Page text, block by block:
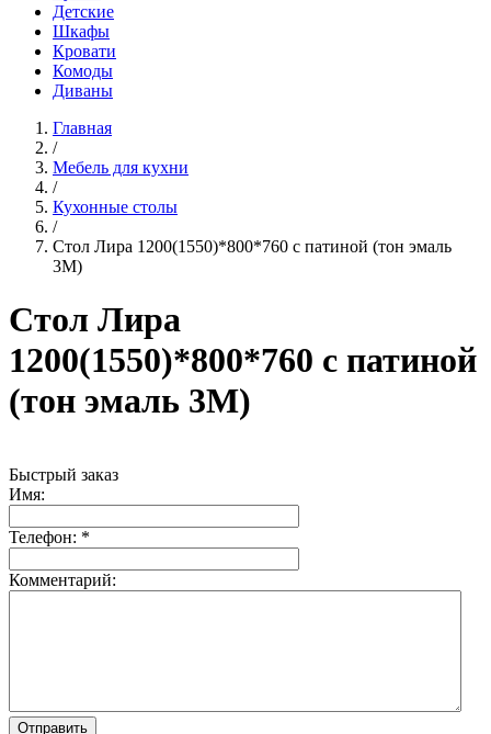
Детские
Шкафы
Кровати
Комоды
Диваны
Главная
/
Мебель для кухни
/
Кухонные столы
/
Стол Лира 1200(1550)*800*760 с патиной (тон эмаль
3М)
Стол Лира
1200(1550)*800*760 с патиной
(тон эмаль 3М)
Быстрый заказ
Имя:
Телефон: *
Комментарий:
Отправить